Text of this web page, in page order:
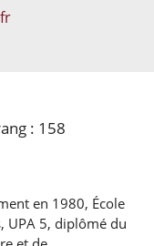
: 158
en 1980, École
UPA 5, diplômé du